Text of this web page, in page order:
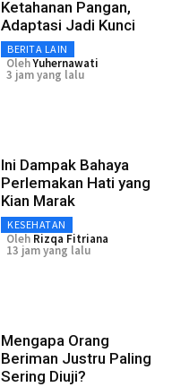
Ketahanan Pangan,
Adaptasi Jadi Kunci
BERITA LAIN
OlehYuhernawati
3 jam yang lalu
Ini Dampak Bahaya
Perlemakan Hati yang
Kian Marak
KESEHATAN
Oleh Rizqa Fitriana
13 jam yang lalu
Mengapa Orang
Beriman Justru Paling
Sering Diuji?